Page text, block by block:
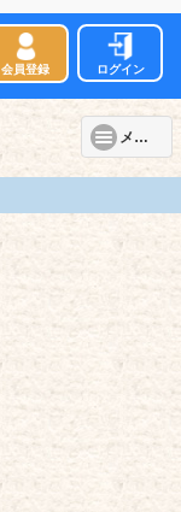
会員登録 ログイン
メニュー